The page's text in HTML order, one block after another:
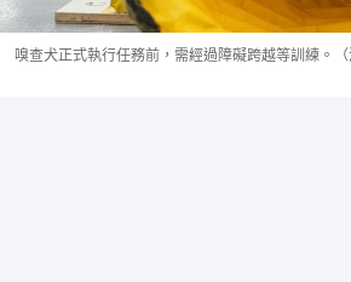
嗅查犬正式執行任務前，需經過障礙跨越等訓練。（